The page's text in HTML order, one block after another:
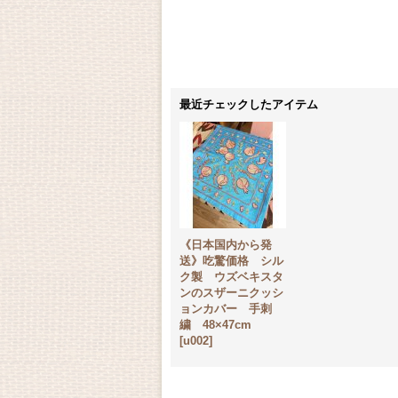
最近チェックしたアイテム
《日本国内から発
送》吃驚価格 シル
ク製 ウズベキスタ
ンのスザーニクッシ
ョンカバー 手刺
繍 48×47cm
[u002]